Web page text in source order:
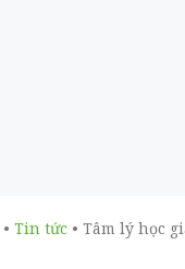
• Tin tức • Tâm lý học